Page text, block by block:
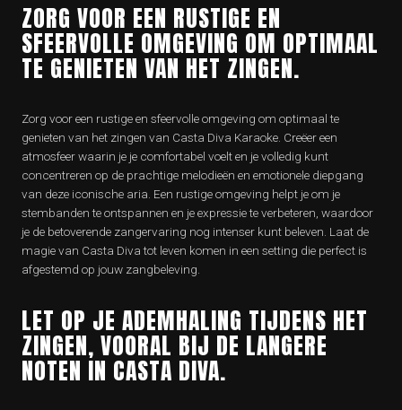
ZORG VOOR EEN RUSTIGE EN
SFEERVOLLE OMGEVING OM OPTIMAAL
TE GENIETEN VAN HET ZINGEN.
Zorg voor een rustige en sfeervolle omgeving om optimaal te
genieten van het zingen van Casta Diva Karaoke. Creëer een
atmosfeer waarin je je comfortabel voelt en je volledig kunt
concentreren op de prachtige melodieën en emotionele diepgang
van deze iconische aria. Een rustige omgeving helpt je om je
stembanden te ontspannen en je expressie te verbeteren, waardoor
je de betoverende zangervaring nog intenser kunt beleven. Laat de
magie van Casta Diva tot leven komen in een setting die perfect is
afgestemd op jouw zangbeleving.
LET OP JE ADEMHALING TIJDENS HET
ZINGEN, VOORAL BIJ DE LANGERE
NOTEN IN CASTA DIVA.